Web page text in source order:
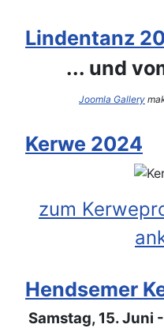
Lindentanz
... und
Joomla Gallery
Kerwe 2024
zum
Hendsemer
Samstag, 15. Juni